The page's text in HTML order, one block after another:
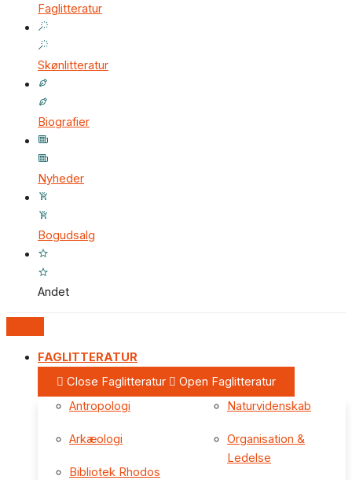
Faglitteratur
Skønlitteratur
Biografier
Nyheder
Bogudsalg
Andet
FAGLITTERATUR
Close Faglitteratur
Open Faglitteratur
Antropologi
Arkæologi
Bibliotek Rhodos
Naturvidenskab
Organisation &
Ledelse